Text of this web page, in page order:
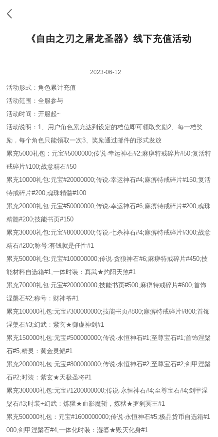
《自由之刃之屠龙圣器》线下充值活动
2023-06-12
活动形式：角色累计充值
活动范围：全服参与
活动时间：开服起~
活动说明：1、用户角色累充达到设定的档位即可领取奖励2、每一档奖
励，每个角色只能领取一次3、奖励通过邮件的形式发放
累充5000礼包：元宝#5000000;传说·幸运神石#2;麻痹特戒碎片#50;复活特
戒碎片#100;战意精石#50
累充10000礼包:元宝#20000000;传说·幸运神石#4;麻痹特戒碎片#150;复活
特戒碎片#200;魂珠精髓#100
累充20000礼包:元宝#50000000;传说·幸运神石#6;麻痹特戒碎片#200;魂珠
精髓#200;技能书页#150
累充30000礼包:元宝#80000000;传说·七杀神石#4;麻痹特戒碎片#300;战意
精石#200;称号:有钱就是任性#1
累充50000礼包:元宝#100000000;传说·贪狼神石#6;麻痹特戒碎片#450;技
能材料自选箱#1;一体时装：真武★灼阳天煞#1
累充70000礼包:元宝#200000000;技能书页#500;麻痹特戒碎片#600;首饰
涅槃石#2;称号：财神爷#1
累充100000礼包:元宝#300000000;技能书页#800;麻痹特戒碎片#800;首饰
涅槃石#3;幻武：紫玄★御虚神剑#1
累充150000礼包:元宝#500000000;传说·永恒神石#1;至尊宝石#1;首饰涅槃
石#5;精灵：黄金灵鲲#1
累充200000礼包:元宝#800000000;传说·永恒神石#2;至尊宝石#2;剑甲涅槃
石#2;时装：紫玄★天极圣将#1
累充300000礼包:元宝#1200000000;传说·永恒神石#4;至尊宝石#4;剑甲涅
槃石#3;时装+幻武：炼狱★血影魔斩，炼狱★罗刹冥王#1
累充500000礼包：元宝#1600000000;传说·永恒神石#5;极品货币自选箱#1
000;剑甲涅槃石#4;一体化时装：湿婆★毁灭化身#1